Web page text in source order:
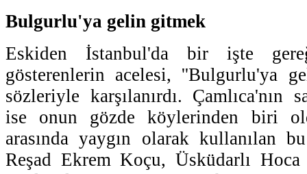
Bulgurlu'ya gelin gitmek
Eskiden İstanbul'da bir işte
gösterenlerin acelesi, ''Bulgurlu'ya
sözleriyle karşılanırdı. Çamlıca'nın
ise onun gözde köylerinden biri
arasında yaygın olarak kullanılan
Reşad Ekrem Koçu, Üsküdarlı